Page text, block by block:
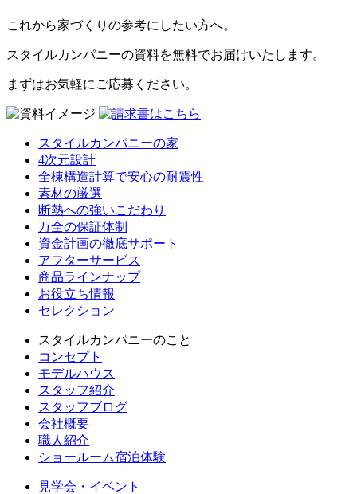
これから家づくりの参考にしたい方へ。
スタイルカンパニーの資料を無料でお届けいたします。
まずはお気軽にご応募ください。
スタイルカンパニーの家
4次元設計
全棟構造計算で安心の耐震性
素材の厳選
断熱への強いこだわり
万全の保証体制
資金計画の徹底サポート
アフターサービス
商品ラインナップ
お役立ち情報
セレクション
スタイルカンパニーのこと
コンセプト
モデルハウス
スタッフ紹介
スタッフブログ
会社概要
職人紹介
ショールーム宿泊体験
見学会・イベント